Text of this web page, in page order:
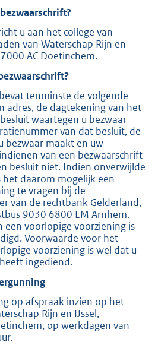
u aan het college van
van Waterschap Rijn en
AC Doetinchem.
tenminste de volgende
adres, de dagtekening van het
waartegen u bezwaar
van dat besluit, de
bezwaar maakt en uw
van een bezwaarschrift
besluit niet. Indien onverwijlde
het daarom mogelijk een
te vragen bij de
van de rechtbank Gelderland,
9030 6800 EM Arnhem.
een voorlopige voorziening is
Voorwaarde voor het
voorziening is wel dat u
ingediend.
op afspraak inzien op het
Rijn en IJssel,
op werkdagen van